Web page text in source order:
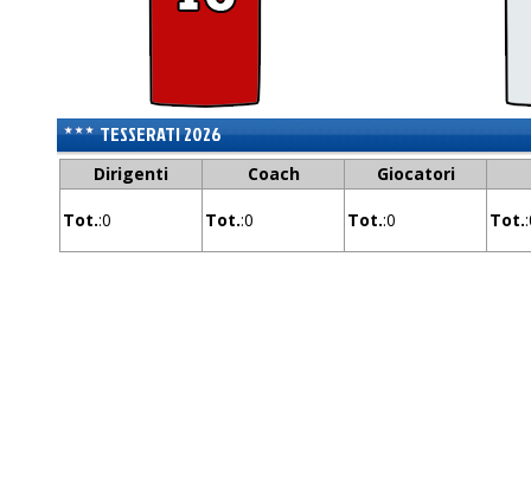
TESSERATI 2026
Dirigenti Coach Giocatori
Tot.:0 Tot.:0 Tot.:0 Tot.